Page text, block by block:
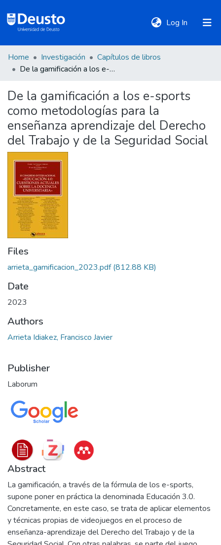
Log In (current)
DeustoTeka
Communities
&
Collections
All of DSpace
Statistics
Policies
Home Investigación
Capítulos de libros
De la gamificación a los e-sports como metodologías para la enseñanza aprendizaje del Derecho del Trabajo y de la Seguridad Social
De la gamificación a los e-sports
como metodologías para la
enseñanza aprendizaje del Derecho
del Trabajo y de la Seguridad Social
Files
arrieta_gamificacion_2023.pdf(812.88 KB)
Date
2023
Authors
Arrieta Idiakez, Francisco Javier
Publisher
Laborum
Abstract
La gamificación, a través de la fórmula de los e-sports,
supone poner en práctica la denominada Educación 3.0.
Concretamente, en este caso, se trata de aplicar elementos
y técnicas propias de videojuegos en el proceso de
enseñanza-aprendizaje del Derecho del Trabajo y de la